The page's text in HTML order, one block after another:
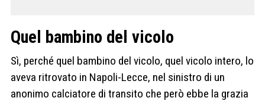
Quel bambino del vicolo
Sì, perché quel bambino del vicolo, quel vicolo intero, lo
aveva ritrovato in Napoli-Lecce, nel sinistro di un
anonimo calciatore di transito che però ebbe la grazia